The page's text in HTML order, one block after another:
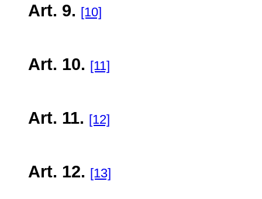
Art. 9. [10]
Art. 10. [11]
Art. 11. [12]
Art. 12. [13]